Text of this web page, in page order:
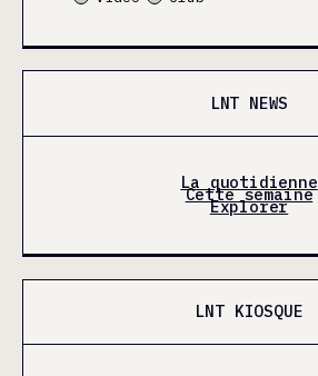
LNT NEWS
La quotidienne
Cette semaine
Explorer
LNT KIOSQUE